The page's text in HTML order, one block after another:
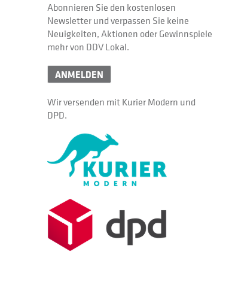
Abonnieren Sie den kostenlosen
Newsletter und verpassen Sie keine
Neuigkeiten, Aktionen oder Gewinnspiele
mehr von DDV Lokal.
ANMELDEN
Wir versenden mit Kurier Modern und
DPD.